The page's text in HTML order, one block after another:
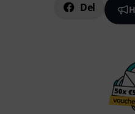
Del